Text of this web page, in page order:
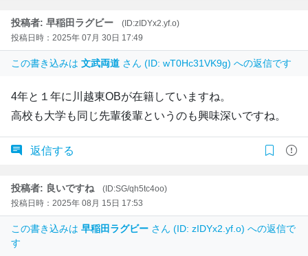
投稿者: 早稲田ラグビー
(ID:zIDYx2.yf.o)
投稿日時：2025年 07月 30日 17:49
この書き込みは 文武両道 さん (ID: wT0Hc31VK9g) への返信です
4年と１年に川越東OBが在籍していますね。
高校も大学も同じ先輩後輩というのも興味深いですね。
返信する
投稿者: 良いですね
(ID:SG/qh5tc4oo)
投稿日時：2025年 08月 15日 17:53
この書き込みは 早稲田ラグビー さん (ID: zIDYx2.yf.o) への返信で
す